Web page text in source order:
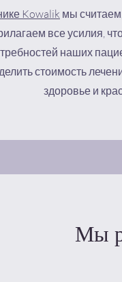
Kowalik мы
все усилия,
наших
стоимость
здоровье и
Мы